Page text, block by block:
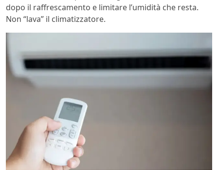
dopo il raffrescamento e limitare l’umidità che resta.
Non “lava” il climatizzatore.